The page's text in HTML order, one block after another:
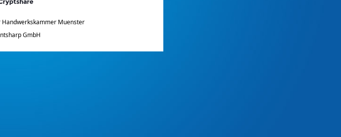
Handwerkskammer Muenster
GmbH